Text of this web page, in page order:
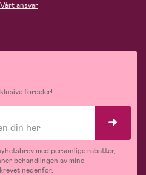
Vårt ansvar
fordeler!
med personlige rabatter,
behandlingen av mine
nedenfor.